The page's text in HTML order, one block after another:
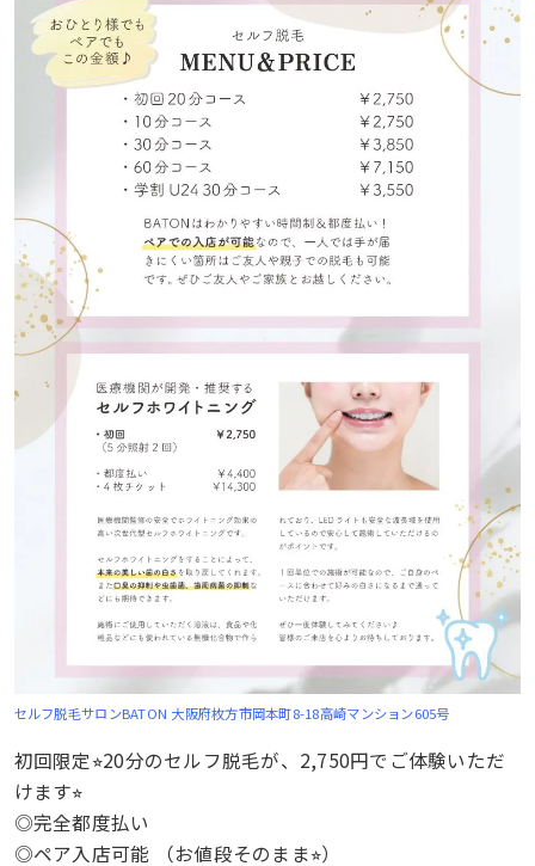
セルフ脱毛サロンBATON 大阪府枚方市岡本町8-18高崎マンション605号
初回限定⭐︎20分のセルフ脱毛が、2,750円でご体験いただ
けます⭐︎
◎完全都度払い
◎ペア入店可能 （お値段そのまま⭐︎）